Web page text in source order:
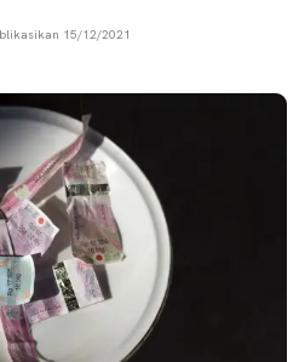
15/12/2021